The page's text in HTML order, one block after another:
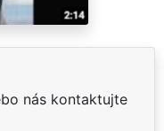
nás kontaktujte